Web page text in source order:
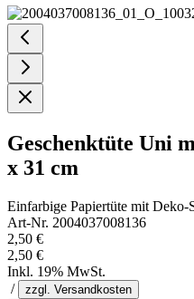
Geschenktüte Uni
x 31 cm
Einfarbige Papiertüte mit Deko-
Art-Nr. 2004037008136
2,50 €
2,50 €
Inkl. 19% MwSt.
/
zzgl. Versandkosten